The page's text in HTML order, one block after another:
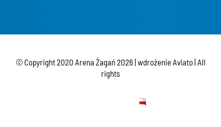
© Copyright 2020 Arena Żagań2026 | wdrożenieAviato| All
rights